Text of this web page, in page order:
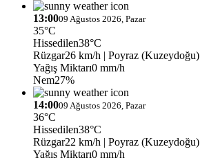
13:0009 Ağustos 2026, Pazar
35°C
Hissedilen38°C
Rüzgar26 km/h | Poyraz (Kuzeydoğu)
Yağış Miktarı0 mm/h
Nem27%
14:0009 Ağustos 2026, Pazar
36°C
Hissedilen38°C
Rüzgar22 km/h | Poyraz (Kuzeydoğu)
Yağış Miktarı0 mm/h